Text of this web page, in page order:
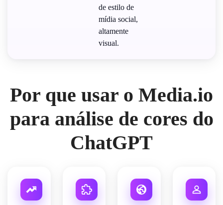
de estilo de
mídia social,
altamente
visual.
Por que usar o Media.io
para análise de cores do
ChatGPT